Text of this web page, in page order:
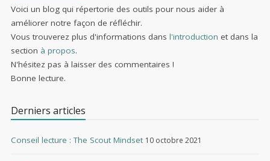
Voici un blog qui répertorie des outils pour nous aider à
améliorer notre façon de réfléchir.
Vous trouverez plus d'informations dans l'introduction et dans la
section à propos.
N'hésitez pas à laisser des commentaires !
Bonne lecture.
Derniers articles
Conseil lecture : The Scout Mindset 10 octobre 2021